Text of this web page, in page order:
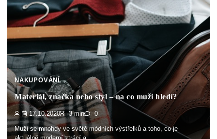
NAKUPOVÁNÍ
Materiál, značka nebo styl – na co muži hledí?
17.10.2020 3 min 0
Muži se mnohdy ve světě módních výstřelků a toho, co je